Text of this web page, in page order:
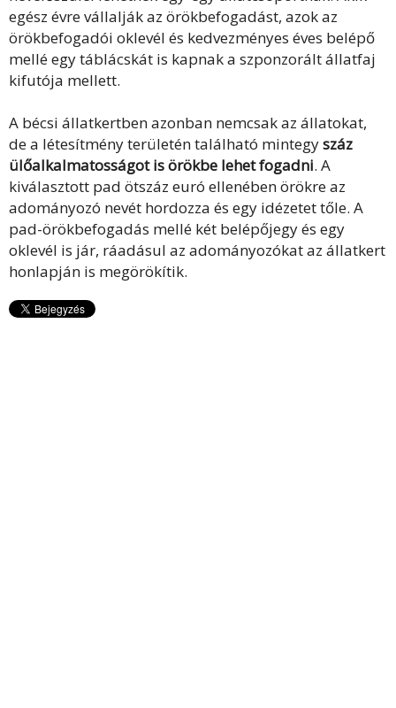
egész évre vállalják az örökbefogadást, azok az
örökbefogadói oklevél és kedvezményes éves belépő
mellé egy táblácskát is kapnak a szponzorált állatfaj
kifutója mellett.
A bécsi állatkertben azonban nemcsak az állatokat,
de a létesítmény területén található mintegyszáz
ülőalkalmatosságot is örökbe lehet fogadni. A
kiválasztott pad ötszáz euró ellenében örökre az
adományozó nevét hordozza és egy idézetet tőle. A
pad-örökbefogadás mellé két belépőjegy és egy
oklevél is jár, ráadásul az adományozókat az állatkert
honlapján is megörökítik.